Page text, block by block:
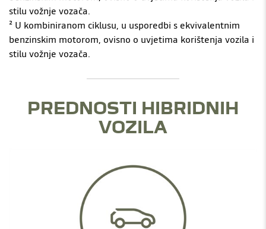
stilu vožnje vozača.
² U kombiniranom ciklusu, u usporedbi s ekvivalentnim
benzinskim motorom, ovisno o uvjetima korištenja vozila i
stilu vožnje vozača.
PREDNOSTI HIBRIDNIH
VOZILA